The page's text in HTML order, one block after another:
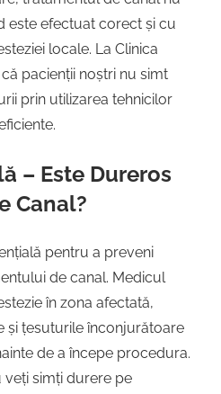
este efectuat corect și cu
locale. La Clinica
pacienții noștri nu simt
prin utilizarea tehnicilor
– Este Dureros
Canal?
pentru a preveni
de canal. Medicul
în zona afectată,
și țesuturile înconjurătoare
de a începe procedura.
veți simți durere pe